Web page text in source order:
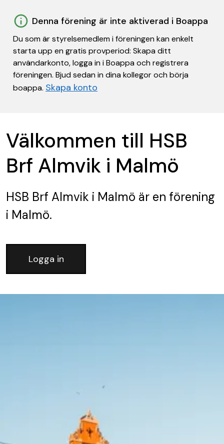
Denna förening är inte aktiverad i Boappa
Du som är styrelsemedlem i föreningen kan enkelt
starta upp en gratis provperiod: Skapa ditt
användarkonto, logga in i Boappa och registrera
föreningen. Bjud sedan in dina kollegor och börja
boappa. Skapa konto
Välkommen till HSB
Brf Almvik i Malmö
HSB Brf Almvik i Malmö är en förening
i Malmö.
Logga in